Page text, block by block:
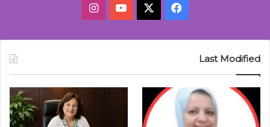
فيسبوك ‫YouTubeانستقرام
Last Modified